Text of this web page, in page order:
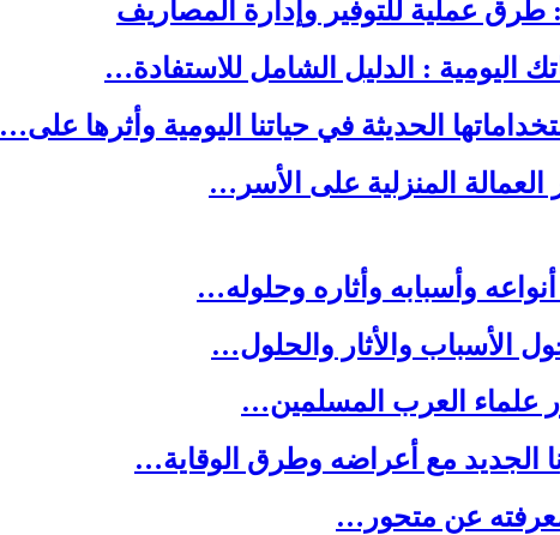
الحديثة في حياتنا اليومية وأثرها على…
العمالة المنزلية على الأسر…
وأسبابه وأثاره وحلوله…
الأسباب والأثار والحلول…
العرب المسلمين…
الجديد مع أعراضه وطرق الوقاية…
عن متحور…